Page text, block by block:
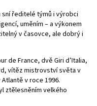
ředitelé týmů i výrobci
uměním – a výkonem
v časovce, ale dobrý i
de France, dvě Giri d’Italia,
vítěz mistrovství světa v
v roce 1996.
ztělesněním velkého